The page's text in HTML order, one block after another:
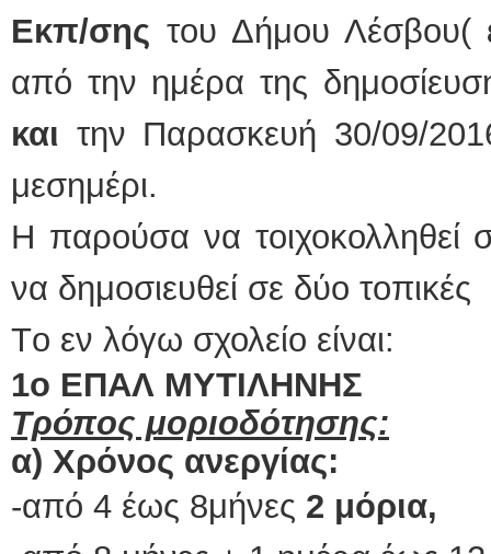
Εκπ/σης του Δήμου Λέσβου(
από την ημέρα της
και την Παρασκευή 30/09/
μεσημέρι.
Η παρούσα να τοιχοκολληθεί
να δημοσιευθεί σε δύο τοπικές
Τo εν λόγω σχολείο είναι:
1o ΕΠΑΛ ΜΥΤΙΛΗΝΗΣ
Τρόπος μοριοδότησης:
α) Χρόνος ανεργίας:
-από 4 έως 8μήνες 2 μόρια,